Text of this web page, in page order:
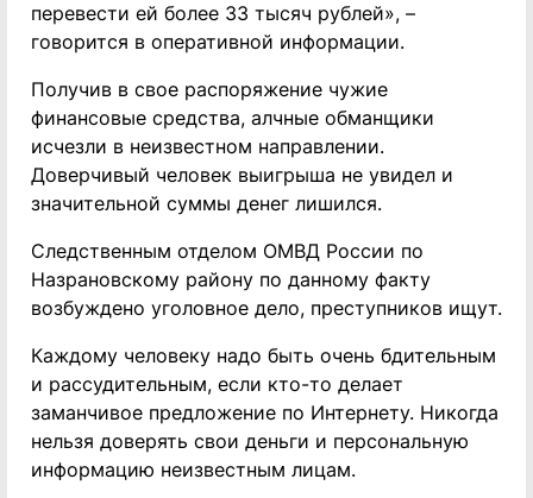
перевести ей более 33 тысяч рублей», –
говорится в оперативной информации.
Получив в свое распоряжение чужие
финансовые средства, алчные обманщики
исчезли в неизвестном направлении.
Доверчивый человек выигрыша не увидел и
значительной суммы денег лишился.
Следственным отделом ОМВД России по
Назрановскому району по данному факту
возбуждено уголовное дело, преступников ищут.
Каждому человеку надо быть очень бдительным
и рассудительным, если кто-то делает
заманчивое предложение по Интернету. Никогда
нельзя доверять свои деньги и персональную
информацию неизвестным лицам.